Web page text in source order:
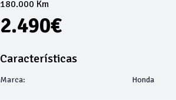
180.000 Km
2.490€
Características
Marca: Honda